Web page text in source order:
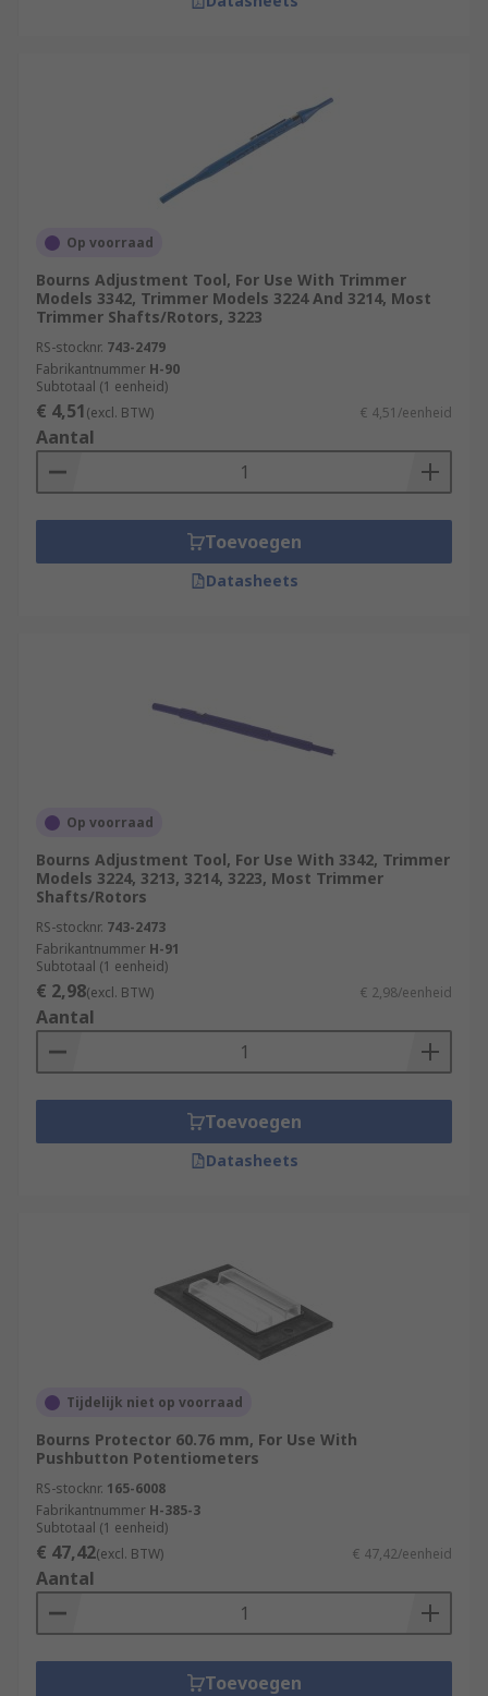
Op voorraad
Bourns Adjustment Tool, For Use With Trimmer
Models 3342, Trimmer Models 3224 And 3214, Most
Trimmer Shafts/Rotors, 3223
RS-stocknr. 743-2479
Fabrikantnummer H-90
Subtotaal (1 eenheid)
€ 4,51(excl. BTW) € 4,51/eenheid
Aantal
Toevoegen
Datasheets
Op voorraad
Bourns Adjustment Tool, For Use With 3342, Trimmer
Models 3224, 3213, 3214, 3223, Most Trimmer
Shafts/Rotors
RS-stocknr. 743-2473
Fabrikantnummer H-91
Subtotaal (1 eenheid)
€ 2,98(excl. BTW) € 2,98/eenheid
Aantal
Toevoegen
Datasheets
Tijdelijk niet op voorraad
Bourns Protector 60.76 mm, For Use With
Pushbutton Potentiometers
RS-stocknr. 165-6008
Fabrikantnummer H-385-3
Subtotaal (1 eenheid)
€ 47,42(excl. BTW) € 47,42/eenheid
Aantal
Toevoegen